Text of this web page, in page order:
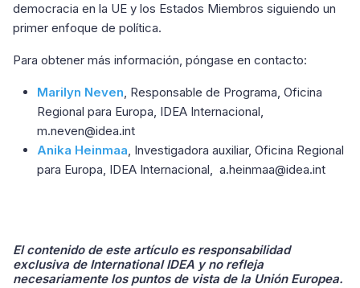
democracia en la UE y los Estados Miembros siguiendo un
primer enfoque de política.
Para obtener más información, póngase en contacto:
Marilyn Neven, Responsable de Programa, Oficina
Regional para Europa, IDEA Internacional,
m.neven@idea.int
Anika Heinmaa, Investigadora auxiliar, Oficina Regional
para Europa, IDEA Internacional, a.heinmaa@idea.int
El contenido de este artículo es responsabilidad
exclusiva de International IDEA y no refleja
necesariamente los puntos de vista de la Unión Europea.